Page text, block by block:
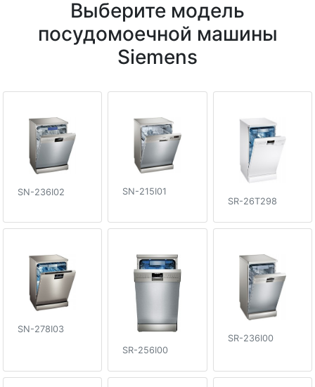
Выберите модель
посудомоечной машины
Siemens
SN-236I02
SN-215I01
SR-26T298
SN-278I03
SR-256I00
SR-236I00